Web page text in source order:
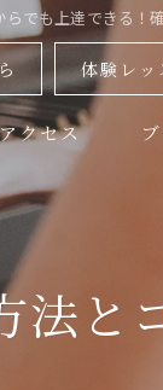
らでも上達できる！
体験レッ
クセス
法と